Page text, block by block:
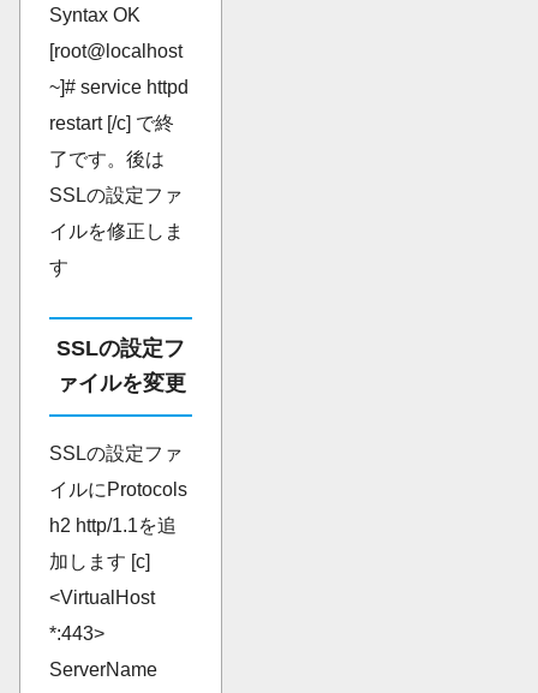
Syntax OK
[root@localhost
~]# service httpd
restart [/c] で終
了です。後は
SSLの設定ファ
イルを修正しま
す
SSLの設定フ
ァイルを変更
SSLの設定ファ
イルにProtocols
h2 http/1.1を追
加します [c]
<VirtualHost
*:443>
ServerName